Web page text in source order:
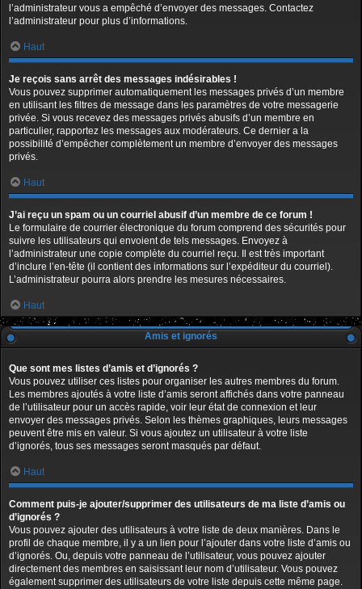
l’administrateur vous a empêché d’envoyer des messages. Contactez
l’administrateur pour plus d’informations.
Haut
Je reçois sans arrêt des messages indésirables !
Vous pouvez supprimer automatiquement les messages privés d’un membre
en utilisant les filtres de message dans les paramètres de votre messagerie
privée. Si vous recevez des messages privés abusifs d’un membre en
particulier, rapportez les messages aux modérateurs. Ce dernier a la
possibilité d’empêcher complètement un membre d’envoyer des messages
privés.
Haut
J’ai reçu un spam ou un courriel abusif d’un membre de ce forum !
Le formulaire de courrier électronique du forum comprend des sécurités pour
suivre les utilisateurs qui envoient de tels messages. Envoyez à
l’administrateur une copie complète du courriel reçu. Il est très important
d’inclure l’en-tête (il contient des informations sur l’expéditeur du courriel).
L’administrateur pourra alors prendre les mesures nécessaires.
Haut
Amis et ignorés
Que sont mes listes d’amis et d’ignorés ?
Vous pouvez utiliser ces listes pour organiser les autres membres du forum.
Les membres ajoutés à votre liste d’amis seront affichés dans votre panneau
de l’utilisateur pour un accès rapide, voir leur état de connexion et leur
envoyer des messages privés. Selon les thèmes graphiques, leurs messages
peuvent être mis en valeur. Si vous ajoutez un utilisateur à votre liste
d’ignorés, tous ses messages seront masqués par défaut.
Haut
Comment puis-je ajouter/supprimer des utilisateurs de ma liste d’amis ou
d’ignorés ?
Vous pouvez ajouter des utilisateurs à votre liste de deux manières. Dans le
profil de chaque membre, il y a un lien pour l’ajouter dans votre liste d’amis ou
d’ignorés. Ou, depuis votre panneau de l’utilisateur, vous pouvez ajouter
directement des membres en saisissant leur nom d’utilisateur. Vous pouvez
également supprimer des utilisateurs de votre liste depuis cette même page.